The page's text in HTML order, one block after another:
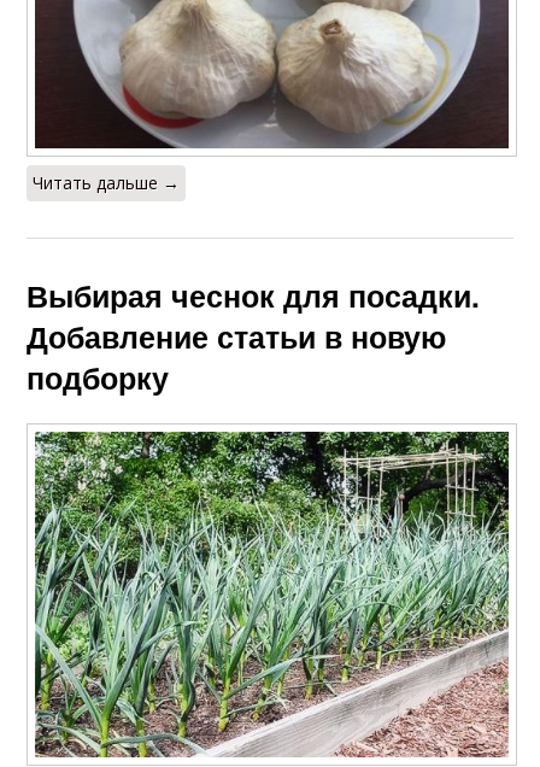
Читать дальше →
Выбирая чеснок для посадки.
Добавление статьи в новую
подборку